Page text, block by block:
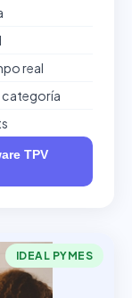
real
TPV
IDEAL PYMES